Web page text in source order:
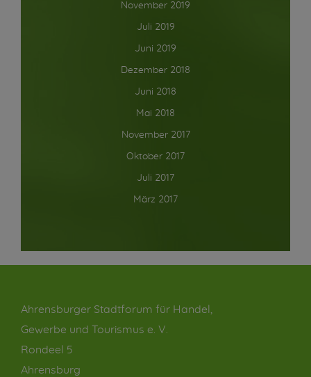
November 2019
Juli 2019
Juni 2019
Dezember 2018
Juni 2018
Mai 2018
November 2017
Oktober 2017
Juli 2017
März 2017
Ahrensburger Stadtforum für Handel,
Gewerbe und Tourismus e. V.
Rondeel 5
Ahrensburg